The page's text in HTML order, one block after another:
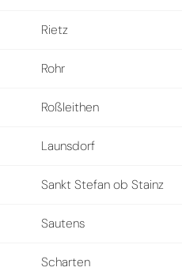
Rietz
Rohr
Roßleithen
Launsdorf
Sankt Stefan ob Stainz
Sautens
Scharten